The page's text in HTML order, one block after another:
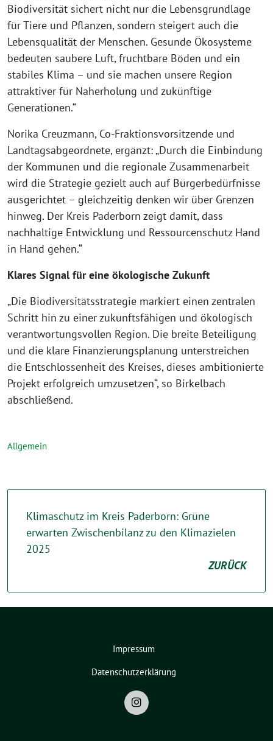
Biodiversität sichert nicht nur die Lebensgrundlage
für Tiere und Pflanzen, sondern steigert auch die
Lebensqualität der Menschen. Gesunde Ökosysteme
bedeuten saubere Luft, fruchtbare Böden und ein
stabiles Klima – und sie machen unsere Region
attraktiver für Naherholung und zukünftige
Generationen.“
Norika Creuzmann, Co-Fraktionsvorsitzende und
Landtagsabgeordnete, ergänzt: „Durch die Einbindung
der Kommunen und die regionale Zusammenarbeit
wird die Strategie gezielt auch auf Bürgerbedürfnisse
ausgerichtet – gleichzeitig denken wir über Grenzen
hinweg. Der Kreis Paderborn zeigt damit, dass
nachhaltige Entwicklung und Ressourcenschutz Hand
in Hand gehen.“
Klares Signal für eine ökologische Zukunft
„Die Biodiversitätsstrategie markiert einen zentralen
Schritt hin zu einer zukunftsfähigen und ökologisch
verantwortungsvollen Region. Die breite Beteiligung
und die klare Finanzierungsplanung unterstreichen
die Entschlossenheit des Kreises, dieses ambitionierte
Projekt erfolgreich umzusetzen“, so Birkelbach
abschließend.
Allgemein
Klimaschutz im Kreis Paderborn: Grüne
erwarten Zwischenbilanz zu den Klimazielen
2025
ZURÜCK
Impressum
Datenschutzerklärung